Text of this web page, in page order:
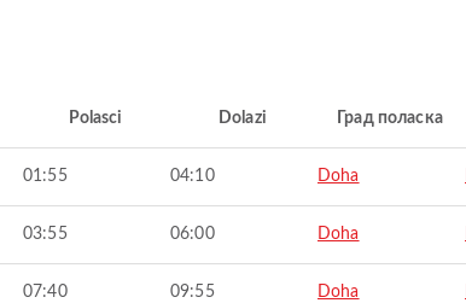
Polasci Dolazi Град поласка
01:55 04:10 Doha
03:55 06:00 Doha
07:40 09:55 Doha